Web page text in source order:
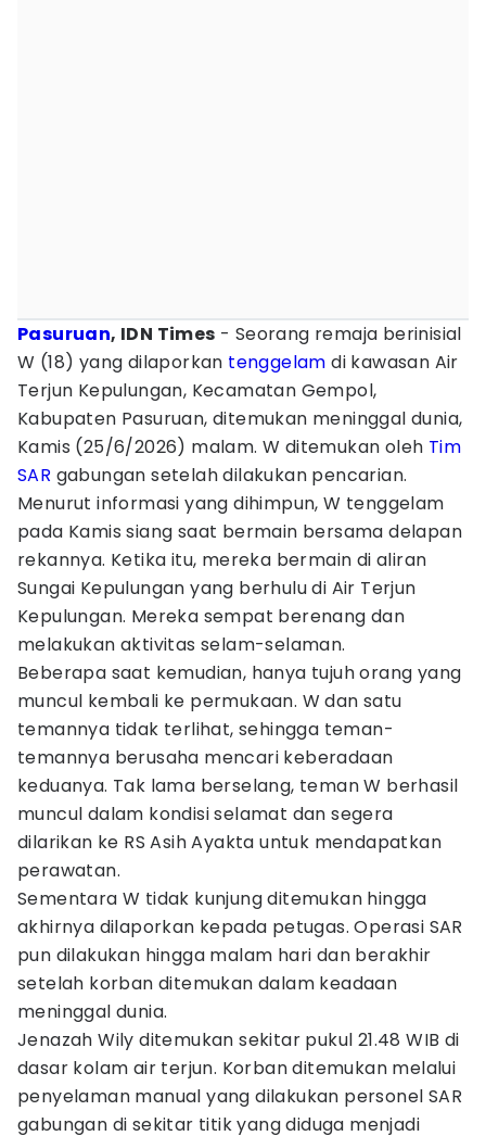
Pasuruan, IDN Times - Seorang remaja berinisial
W (18) yang dilaporkan tenggelam di kawasan Air
Terjun Kepulungan, Kecamatan Gempol,
Kabupaten Pasuruan, ditemukan meninggal dunia,
Kamis (25/6/2026) malam. W ditemukan oleh Tim
SAR gabungan setelah dilakukan pencarian.
Menurut informasi yang dihimpun, W tenggelam
pada Kamis siang saat bermain bersama delapan
rekannya. Ketika itu, mereka bermain di aliran
Sungai Kepulungan yang berhulu di Air Terjun
Kepulungan. Mereka sempat berenang dan
melakukan aktivitas selam-selaman.
Beberapa saat kemudian, hanya tujuh orang yang
muncul kembali ke permukaan. W dan satu
temannya tidak terlihat, sehingga teman-
temannya berusaha mencari keberadaan
keduanya. Tak lama berselang, teman W berhasil
muncul dalam kondisi selamat dan segera
dilarikan ke RS Asih Ayakta untuk mendapatkan
perawatan.
Sementara W tidak kunjung ditemukan hingga
akhirnya dilaporkan kepada petugas. Operasi SAR
pun dilakukan hingga malam hari dan berakhir
setelah korban ditemukan dalam keadaan
meninggal dunia.
Jenazah Wily ditemukan sekitar pukul 21.48 WIB di
dasar kolam air terjun. Korban ditemukan melalui
penyelaman manual yang dilakukan personel SAR
gabungan di sekitar titik yang diduga menjadi